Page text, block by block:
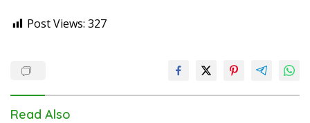
Post Views: 327
Read Also